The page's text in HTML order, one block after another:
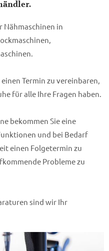
Nähmaschinen in
Termin zu vereinbaren,
für alle Ihre Fragen haben.
bekommen Sie eine
und bei Bedarf
einen Folgetermin zu
Probleme zu
sind wir Ihr